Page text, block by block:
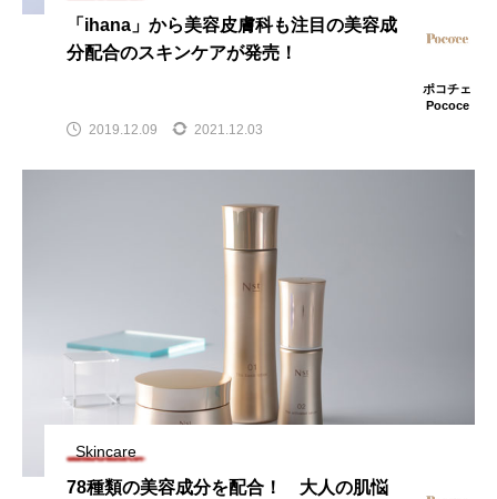
「ihana」から美容皮膚科も注目の美容成
分配合のスキンケアが発売！
ポコチェ
Pococe
2019.12.09 2021.12.03
Skincare
78種類の美容成分を配合！ 大人の肌悩